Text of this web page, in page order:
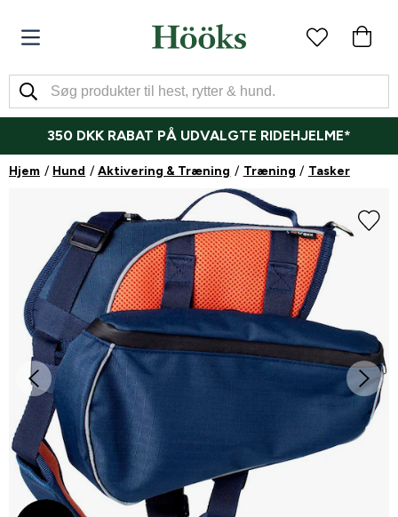
350 DKK RABAT PÅ UDVALGTE RIDEHJELME*
Hjem Hund Aktivering & Træning Træning Tasker